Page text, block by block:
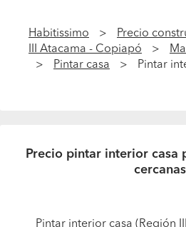
Habitissimo Precio
III Atacama - Copiapó
Pintar casa
Pintar
Precio pintar interior casa
cercanas
Pintar interior casa (Región